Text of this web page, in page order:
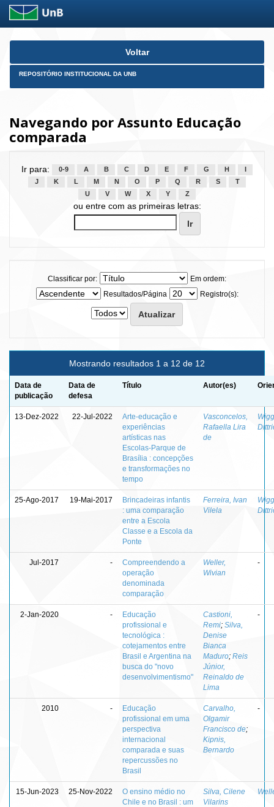
Skip
Voltar
REPOSITÓRIO INSTITUCIONAL DA UNB
Navegando por Assunto Educação
comparada
Ir para: 0-9 A B C D E F G H
J
K L M N O P Q R S
T
U
V W X Y Z
ou entre com as primeiras letras:
Classificar por:
Em ordem:
Resultados/Página
Registro(s):
Mostrando resultados 1 a 12 de 12
Data de
publicação
Data de
defesa
Título Autor(es)
13-Dez-2022 22-Jul-2022
Arte-educação e
experiências
artísticas nas
Escolas-Parque de
Brasília : concepções
e transformações no
tempo
Vasconcelos,
Rafaella Lira
de
25-Ago-2017 19-Mai-2017
Brincadeiras infantis
: uma comparação
entre a Escola
Classe e a Escola da
Ponte
Ferreira, Ivan
Vilela
Jul-2017 -
Compreendendo a
operação
denominada
comparação
Weller,
Wivian
-
2-Jan-2020 -
Educação
profissional e
tecnológica :
cotejamentos entre
Brasil e Argentina na
busca do "novo
desenvolvimentismo"
Castioni,
Remi; Silva,
Denise
Bianca
Maduro; Reis
Júnior,
Reinaldo de
Lima
-
2010 -
Educação
profissional em uma
perspectiva
internacional
comparada e suas
repercussões no
Brasil
Carvalho,
Olgamir
Francisco de;
Kipnis,
Bernardo
-
15-Jun-2023 25-Nov-2022
O ensino médio no
Chile e no Brasil : um
Silva, Cilene
Vilarins